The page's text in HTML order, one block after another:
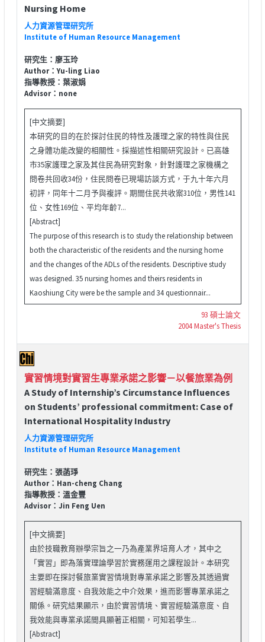
Nursing Home
人力資源管理研究所
Institute of Human Resource Management
研究生：廖玉玲
Author：Yu-ling Liao
指導教授：葉淑娟
Advisor：none
[中文摘要]
本研究的目的在於探討住民的特性及護理之家的特性與住民
之身體功能改變的相關性。採描述性相關研究設計。已高雄
市35家護理之家及其住民為研究對象，針對護理之家機構之
問卷共回收34份，住民問卷已現場訪談方式，于九十年六月
初評，同年十二月予與複評。期間住民共收案310位，男性141
位、女性169位、平均年齡7...
[Abstract]
The purpose of this research is to study the relationship between
both the characteristic of the residents and the nursing home
and the changes of the ADLs of the residents. Descriptive study
was designed. 35 nursing homes and theirs residents in
Kaoshiung City were be the sample and 34 questionnair...
93 碩士論文
2004 Master's Thesis
實習情境對實習生專業承諾之影響－以餐旅業為例
A Study of Internship’s Circumstance Influences
on Students’ professional commitment: Case of
International Hospitality Industry
人力資源管理研究所
Institute of Human Resource Management
研究生：張菡琤
Author：Han-cheng Chang
指導教授：溫金豐
Advisor：Jin Feng Uen
[中文摘要]
由於技職教育辦學宗旨之一乃為產業界培育人才，其中之
「實習」即為落實理論學習於實務運用之課程設計。本研究
主要即在探討餐旅業實習情境對專業承諾之影響及其透過實
習經驗滿意度、自我效能之中介效果，進而影響專業承諾之
關係。研究結果顯示，由於實習情境、實習經驗滿意度、自
我效能與專業承諾間具顯著正相關，可知若學生...
[Abstract]